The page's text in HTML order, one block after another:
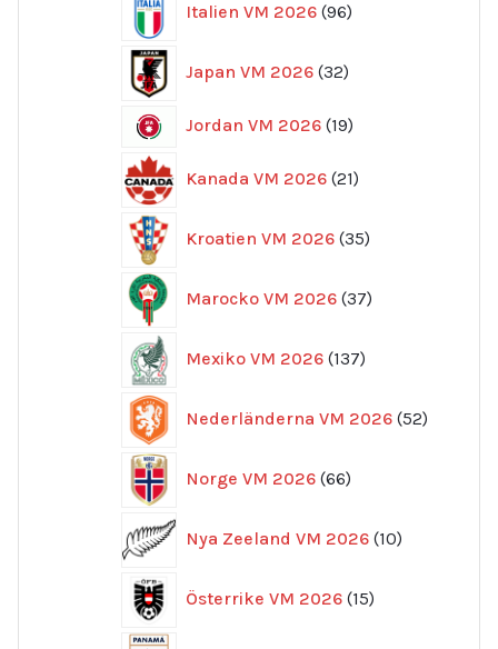
Italien VM 2026 96
produkter
Japan VM 2026 32
produkter
Jordan VM 2026 1919
Kanada VM 2026 21
produkter
Kroatien VM 2026 35
produkter
Marocko VM 2026 37
produkter
Mexiko VM 2026 137
produkter
Nederländerna VM 2026 52
Norge VM 2026 66
produkter
Nya Zeeland VM 2026 10
produkter
Österrike VM 2026 15
produkter